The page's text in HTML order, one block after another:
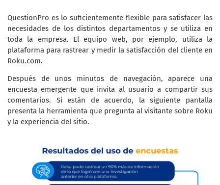
QuestionPro es lo suficientemente flexible para satisfacer las
necesidades de los distintos departamentos y se utiliza en
toda la empresa. El equipo web, por ejemplo, utiliza la
plataforma para rastrear y medir la satisfacción del cliente en
Roku.com.
Después de unos minutos de navegación, aparece una
encuesta emergente que invita al usuario a compartir sus
comentarios. Si están de acuerdo, la siguiente pantalla
presenta la herramienta que pregunta al visitante sobre Roku
y la experiencia del sitio.